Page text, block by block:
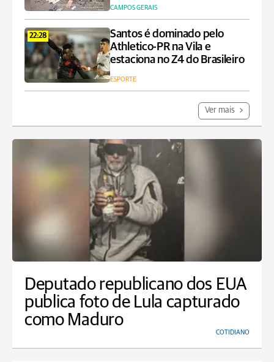
CAMPOS GERAIS
22:28
Santos é dominado pelo
Athletico-PR na Vila e
estaciona no Z4 do Brasileiro
ESPORTE
Ver mais
Deputado republicano dos EUA
publica foto de Lula capturado
como Maduro
COTIDIANO